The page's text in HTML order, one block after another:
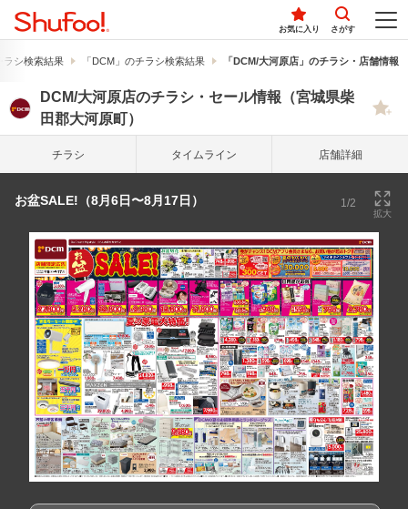
お気に入り さがす
ラシ検索結果 「DCM」のチラシ検索結果 「DCM/大河原店」のチラシ・店舗情報
DCM/大河原店のチラシ・セール情報（宮城県柴
田郡大河原町）
チラシ タイム ライン 店舗詳細
お盆SALE!（8月6日〜8月17日） 1/2
拡大